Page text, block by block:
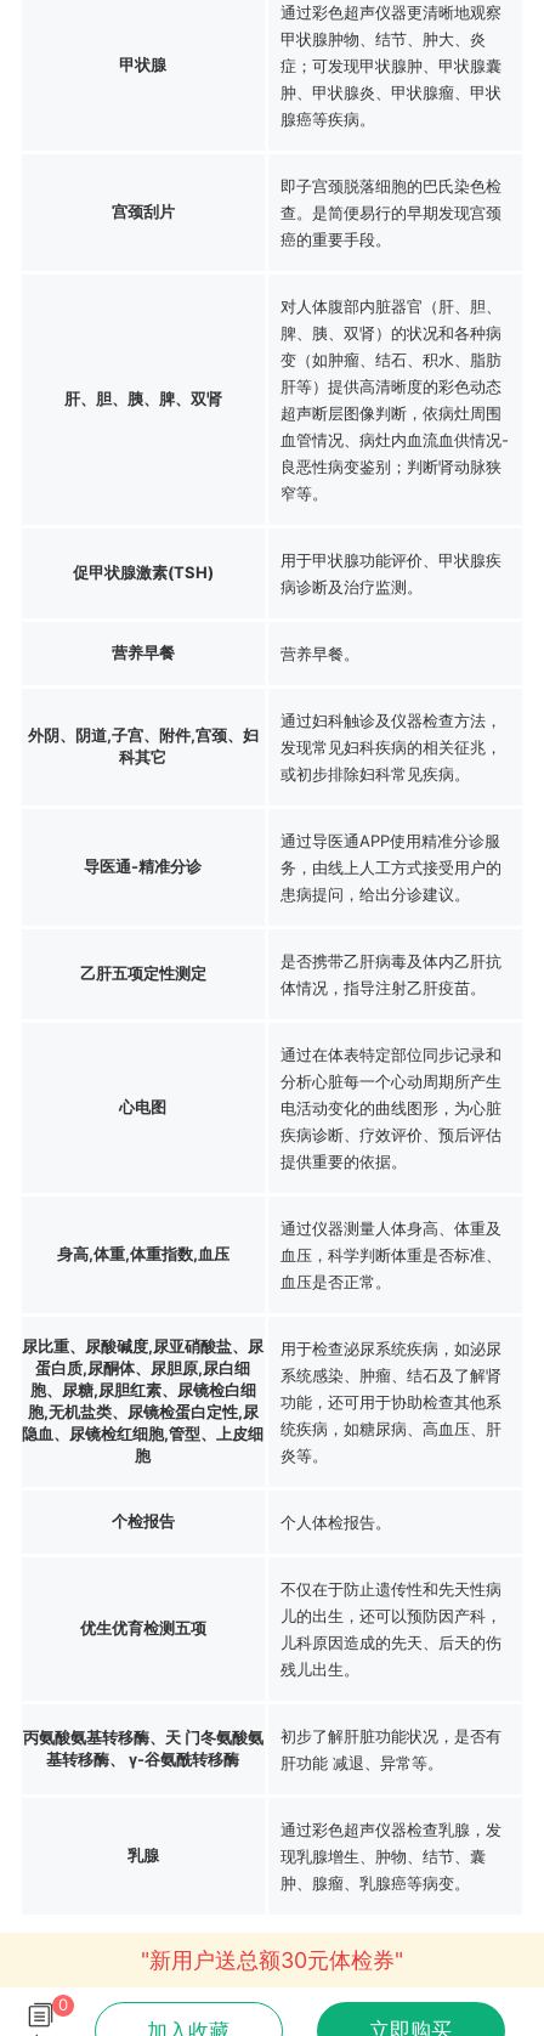
甲状腺
通过彩色超声仪器更清晰地观察
甲状腺肿物、结节、肿大、炎
症；可发现甲状腺肿、甲状腺囊
肿、甲状腺炎、甲状腺瘤、甲状
腺癌等疾病。
宫颈刮片
即子宫颈脱落细胞的巴氏染色检
查。是简便易行的早期发现宫颈
癌的重要手段。
肝、胆、胰、脾、双肾
对人体腹部内脏器官（肝、胆、
脾、胰、双肾）的状况和各种病
变（如肿瘤、结石、积水、脂肪
肝等）提供高清晰度的彩色动态
超声断层图像判断，依病灶周围
血管情况、病灶内血流血供情况-
良恶性病变鉴别；判断肾动脉狭
窄等。
促甲状腺激素(TSH)
用于甲状腺功能评价、甲状腺疾
病诊断及治疗监测。
营养早餐 营养早餐。
外阴、阴道,子宫、附件,宫颈、妇
科其它
通过妇科触诊及仪器检查方法，
发现常见妇科疾病的相关征兆，
或初步排除妇科常见疾病。
导医通-精准分诊
通过导医通APP使用精准分诊服
务，由线上人工方式接受用户的
患病提问，给出分诊建议。
乙肝五项定性测定
是否携带乙肝病毒及体内乙肝抗
体情况，指导注射乙肝疫苗。
心电图
通过在体表特定部位同步记录和
分析心脏每一个心动周期所产生
电活动变化的曲线图形，为心脏
疾病诊断、疗效评价、预后评估
提供重要的依据。
身高,体重,体重指数,血压
通过仪器测量人体身高、体重及
血压，科学判断体重是否标准、
血压是否正常。
尿比重、尿酸碱度,尿亚硝酸盐、尿
蛋白质,尿酮体、尿胆原,尿白细
胞、尿糖,尿胆红素、尿镜检白细
胞,无机盐类、尿镜检蛋白定性,尿
隐血、尿镜检红细胞,管型、上皮细
胞
用于检查泌尿系统疾病，如泌尿
系统感染、肿瘤、结石及了解肾
功能，还可用于协助检查其他系
统疾病，如糖尿病、高血压、肝
炎等。
个检报告 个人体检报告。
优生优育检测五项
不仅在于防止遗传性和先天性病
儿的出生，还可以预防因产科，
儿科原因造成的先天、后天的伤
残儿出生。
丙氨酸氨基转移酶、天 门冬氨酸氨
基转移酶、 γ-谷氨酰转移酶
初步了解肝脏功能状况，是否有
肝功能 减退、异常等。
乳腺
通过彩色超声仪器检查乳腺，发
现乳腺增生、肿物、结节、囊
肿、腺瘤、乳腺癌等病变。
"新用户送总额30元体检券"
0
立即购买